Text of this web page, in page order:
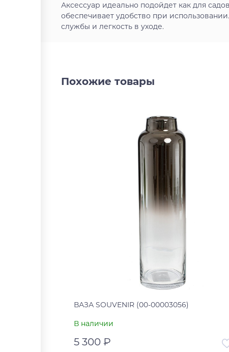
Аксессуар идеально подойдет как для
обеспечивает удобство при
службы и легкость в уходе.
Похожие товары
ВАЗА SOUVENIR (00-00003056)
В наличии
5 300 ₽